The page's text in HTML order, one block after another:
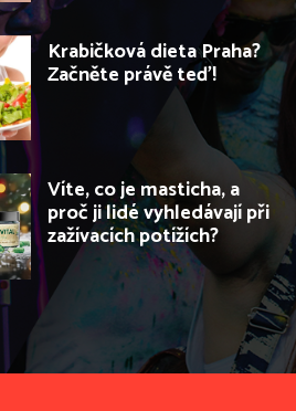
Krabičková dieta Praha?
Začněte právě teď!
Víte, co je masticha, a
proč ji lidé vyhledávají při
zažívacích potížích?